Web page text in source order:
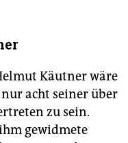
Käutner wäre
acht seiner über
zu sein.
gewidmete